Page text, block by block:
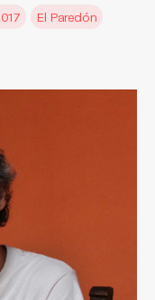
El Paredón